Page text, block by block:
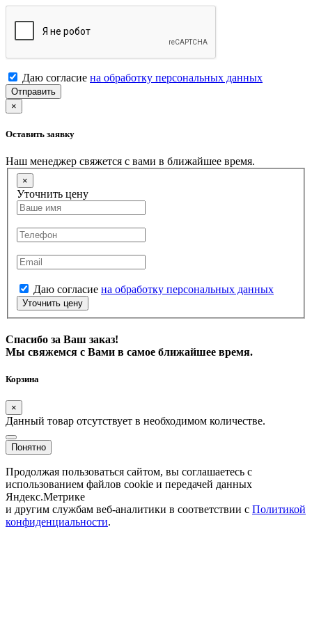
Даю согласие на обработку персональных данных
Отправить
×
Оставить заявку
Наш менеджер свяжется с вами в ближайшее время.
×
Уточнить цену
Даю согласие на обработку персональных данных
Уточнить цену
Спасибо за Ваш заказ!
Мы свяжемся с Вами в самое ближайшее время.
Корзина
×
Данный товар отсутствует в необходимом количестве.
Понятно
Продолжая пользоваться сайтом, вы соглашаетесь с
использованием файлов cookie и передачей данных
Яндекс.Метрике
и другим службам веб-аналитики в соответствии с Политикой
конфиденциальности.